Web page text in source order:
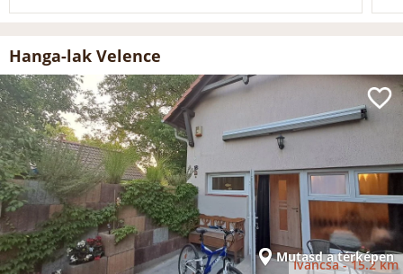
Hanga-lak Velence
Mutasd a térképen
Iváncsa -15.2 km